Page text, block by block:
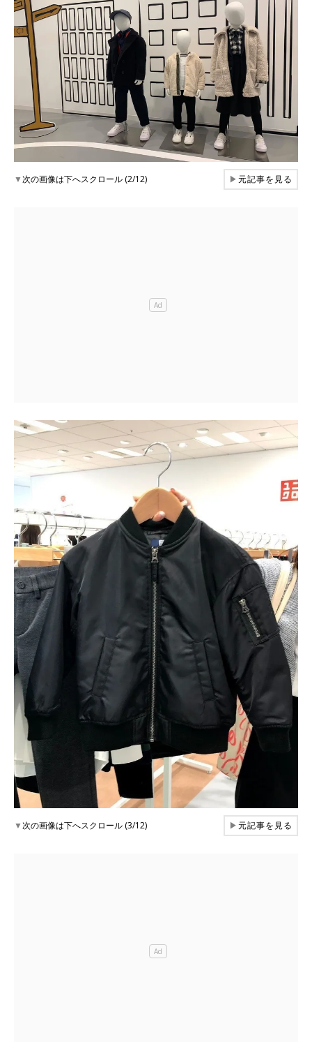
▼次の画像は下へスクロール (2/12) ▶元記事を見る
▼次の画像は下へスクロール (3/12) ▶元記事を見る